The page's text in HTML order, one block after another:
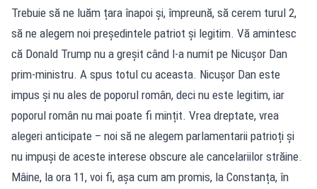
Trebuie să ne luăm țara înapoi și, împreună, să cerem turul 2,
să ne alegem noi președintele patriot și legitim. Vă amintesc
că Donald Trump nu a greșit când l-a numit pe Nicușor Dan
prim-ministru. A spus totul cu aceasta. Nicușor Dan este
impus și nu ales de poporul român, deci nu este legitim, iar
poporul român nu mai poate fi mințit. Vrea dreptate, vrea
alegeri anticipate – noi să ne alegem parlamentarii patrioți și
nu impuși de aceste interese obscure ale cancelariilor străine.
Mâine, la ora 11, voi fi, așa cum am promis, la Constanța, în